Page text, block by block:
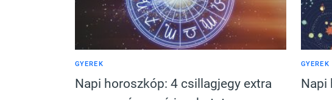
GYEREK
Napi horoszkóp: 4 csillagjegy extra
GYEREK
Napi